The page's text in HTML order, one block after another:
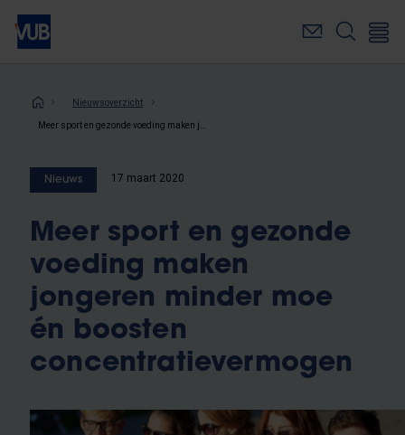
Overslaan
naar
inhoudKruimelpad
Nieuwsoverzicht
Nieuws 17 maart 2020
Meer sport en gezonde
voeding maken
jongeren minder moe
én boosten
concentratievermogen